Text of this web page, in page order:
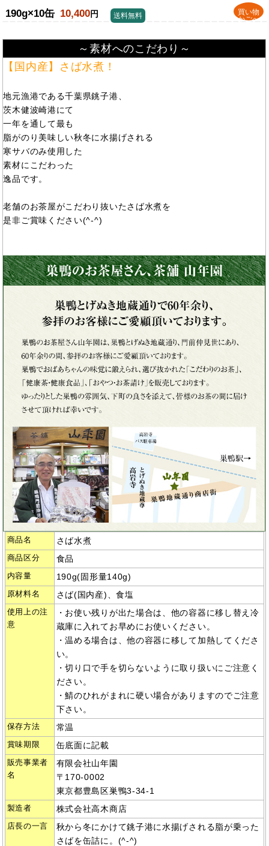
190g×10缶 10,400円
買い物
かごへ
送料無料
～素材へのこだわり～
【国内産】さば水煮！
地元漁港である千葉県銚子港、
茨木健波崎港にて
一年を通して最も
脂がのり美味しい秋冬に水揚げされる
寒サバのみ使用した
素材にこだわった
逸品です。
老舗のお茶屋がこだわり抜いたさば水煮を
是非ご賞味ください(^-^)
商品名 さば水煮
商品区分 食品
内容量 190g(固形量140g)
原材料名 さば(国内産)、食塩
使用上の注
意
・お使い残りが出た場合は、他の容器に移し替え冷
蔵庫に入れてお早めにお使いください。
・温める場合は、他の容器に移して加熱してくださ
い。
・切り口で手を切らないように取り扱いにご注意く
ださい。
・鯖のひれがまれに硬い場合がありますのでご注意
下さい。
保存方法 常温
賞味期限 缶底面に記載
販売事業者
名
有限会社山年園
〒170-0002
東京都豊島区巣鴨3-34-1
製造者 株式会社高木商店
店長の一言
秋から冬にかけて銚子港に水揚げされる脂が乗った
さばを缶詰に。(^-^)